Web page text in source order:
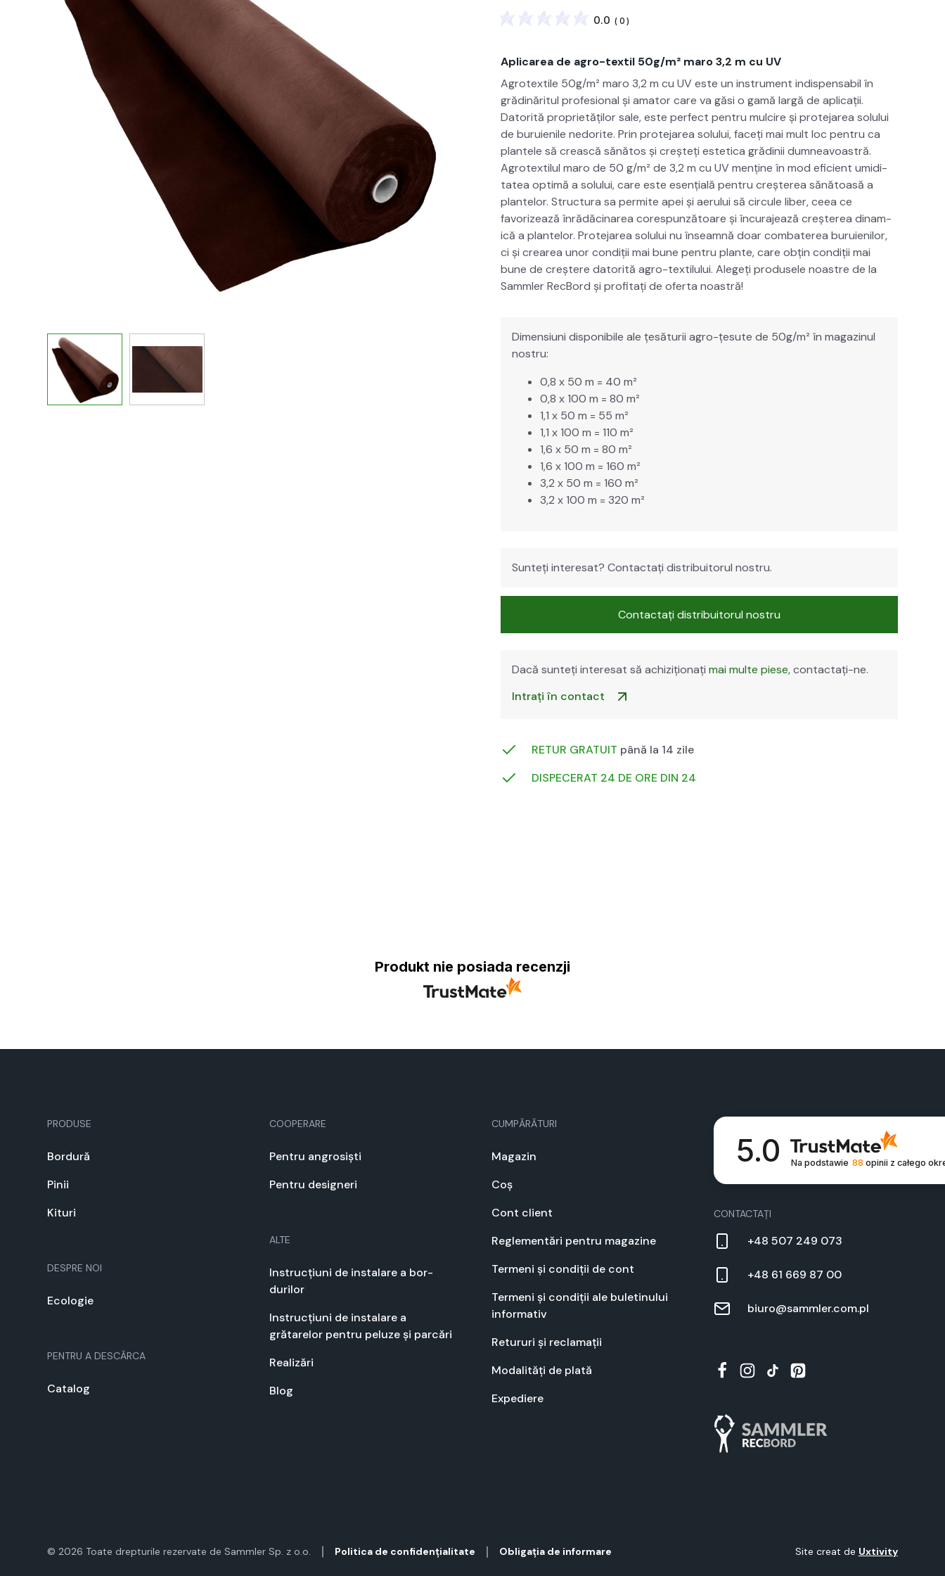
0.0 ( 0 )
Aplicarea de agro-textil 50g/m² maro 3,2 m cu UV
Agro­tex­tile 50g/m² maro 3,2 m cu UV este un instru­ment indis­pens­abil în
grăd­inărit­ul pro­fe­sion­al și ama­tor care va găsi o gamă largă de apli­cații.
Datorită pro­pri­etăților sale, este per­fect pen­tru mul­cire și pro­te­jarea solu­lui
de buruie­nile nedorite. Prin pro­te­jarea solu­lui, faceți mai mult loc pen­tru ca
plantele să crească sănă­tos și creșteți estet­i­ca gră­dinii dum­neav­oas­tră.
Agro­tex­tilul maro de 50 g/m² de 3,2 m cu UV menține în mod efi­cient umid­i­
tatea opti­mă a solu­lui, care este esențială pen­tru creșterea sănă­toasă a
plantelor. Struc­tura sa per­mite apei și aeru­lui să cir­cule liber, ceea ce
favorizează înrădăcinarea core­spun­ză­toare și încu­ra­jează creșterea dinam­
ică a plantelor. Pro­te­jarea solu­lui nu înseam­nă doar com­bat­erea buruie­nilor,
ci și crearea unor condiții mai bune pen­tru plante, care obțin condiții mai
bune de creștere datorită agro-tex­tilu­lui. Alegeți pro­duse­le noas­tre de la
Samm­ler RecBord și prof­i­tați de ofer­ta noas­tră!
Dimen­si­u­ni disponi­bile ale țesă­turii agro-țesute de 50g/m² în mag­a­z­in­ul
nos­tru:
0,8 x 50 m = 40 m²
0,8 x 100 m = 80 m²
1,1 x 50 m = 55 m²
1,1 x 100 m = 110 m²
1,6 x 50 m = 80 m²
1,6 x 100 m = 160 m²
3,2 x 50 m = 160 m²
3,2 x 100 m = 320 m²
Sun­teți intere­sat? Con­tac­tați dis­tribuitorul nos­tru.
Con­tac­tați dis­tribuitorul nos­tru
Dacă sun­teți intere­sat să achiz­ițion­ați mai multe piese, con­tac­tați-ne.
Intrați în con­tact
RETUR GRATUIT până la 14 zile
DIS­PECER­AT 24 DE ORE DIN 24
Produkt nie posiada recenzji
PRODUSE
Bor­dură
Pinii
Kituri
DESPRE NOI
Ecolo­gie
PEN­TRU A DESCĂR­CA
Cat­a­log
COOPERARE
Pen­tru angrosiști
Pen­tru designeri
ALTE
Instrucți­u­ni de insta­lare a bor­
durilor
Instrucți­u­ni de insta­lare a
grătarelor pen­tru peluze și par­cări
Real­izări
Blog
CUMPĂRĂTURI
Mag­a­zin
Coș
Cont client
Regle­men­tări pen­tru mag­a­zine
Ter­meni și condiții de cont
Ter­meni și condiții ale bulet­inu­lui
infor­ma­tiv
Retu­ruri și recla­mații
Modal­ități de plată
Expe­diere
5.0 Na podstawie 88 opinii z całego
CON­TAC­TAȚI
+48 507 249 073
+48 61 669 87 00
biuro@sammler.com.pl
©2026 Toate drep­turile rez­er­vate de Samm­ler Sp. z o.o. Polit­i­ca de con­fi­dențial­i­tate Oblig­ația de infor­mare Site cre­at de Uxtiv­i­ty